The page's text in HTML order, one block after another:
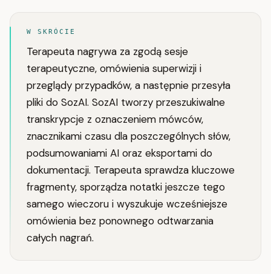
W SKRÓCIE
Terapeuta nagrywa za zgodą sesje
terapeutyczne, omówienia superwizji i
przeglądy przypadków, a następnie przesyła
pliki do SozAI. SozAI tworzy przeszukiwalne
transkrypcje z oznaczeniem mówców,
znacznikami czasu dla poszczególnych słów,
podsumowaniami AI oraz eksportami do
dokumentacji. Terapeuta sprawdza kluczowe
fragmenty, sporządza notatki jeszcze tego
samego wieczoru i wyszukuje wcześniejsze
omówienia bez ponownego odtwarzania
całych nagrań.